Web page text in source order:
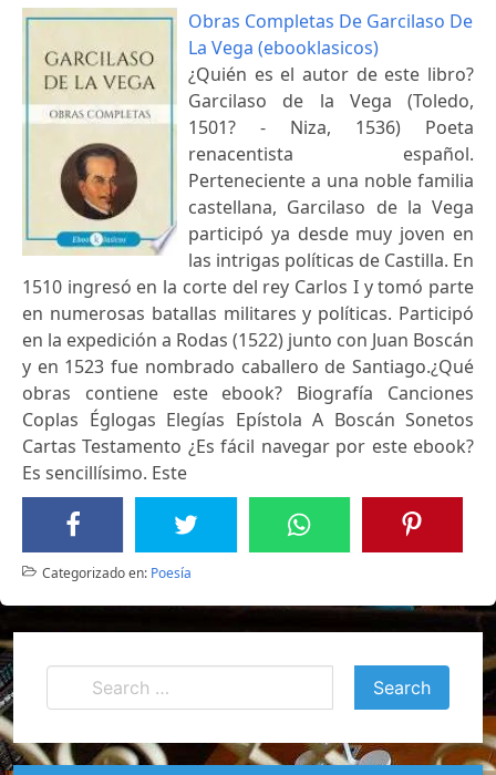
Obras Completas De Garcilaso De
La Vega (ebooklasicos)
¿Quién es el autor de este libro?
Garcilaso de la Vega (Toledo,
1501? - Niza, 1536) Poeta
renacentista español.
Perteneciente a una noble familia
castellana, Garcilaso de la Vega
participó ya desde muy joven en
las intrigas políticas de Castilla. En
1510 ingresó en la corte del rey Carlos I y tomó parte
en numerosas batallas militares y políticas. Participó
en la expedición a Rodas (1522) junto con Juan Boscán
y en 1523 fue nombrado caballero de Santiago.¿Qué
obras contiene este ebook? Biografía Canciones
Coplas Églogas Elegías Epístola A Boscán Sonetos
Cartas Testamento ¿Es fácil navegar por este ebook?
Es sencillísimo. Este
Categorizado en: Poesía